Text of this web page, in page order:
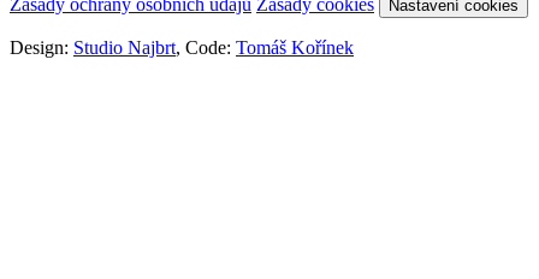
Nastavení cookies
Design: Studio Najbrt, Code: Tomáš Kořínek